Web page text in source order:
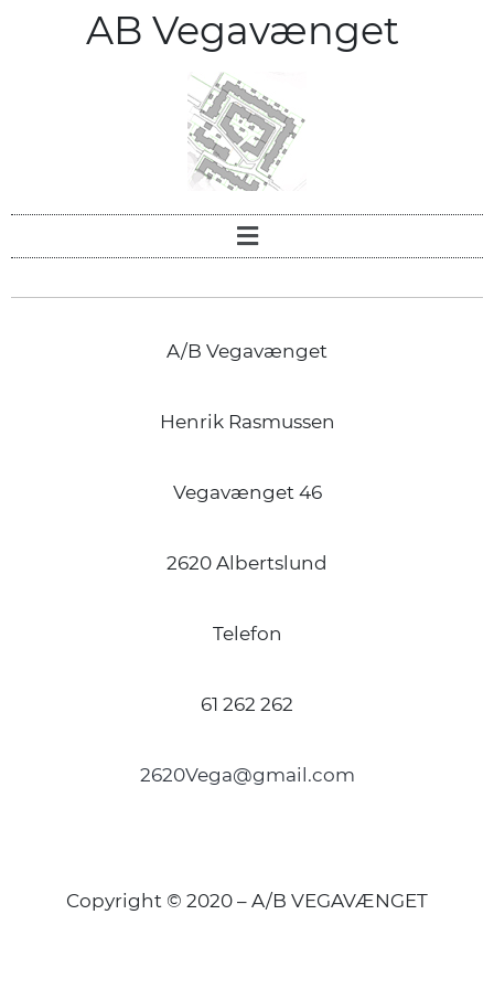
AB Vegavænget
A/B Vegavænget
Henrik Rasmussen
Vegavænget 46
2620 Albertslund
Telefon
61 262 262
2620Vega@gmail.com
Copyright © 2020 – A/B VEGAVÆNGET